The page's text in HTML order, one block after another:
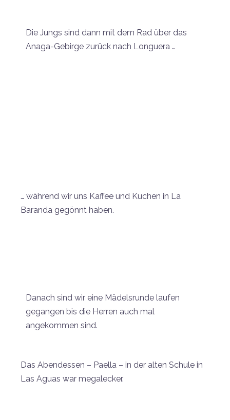
Die Jungs sind dann mit dem Rad über das
Anaga-Gebirge zurück nach Longuera …
… während wir uns Kaffee und Kuchen in La
Baranda gegönnt haben.
Danach sind wir eine Mädelsrunde laufen
gegangen bis die Herren auch mal
angekommen sind.
Das Abendessen – Paella – in der alten Schule in
Las Aguas war megalecker.